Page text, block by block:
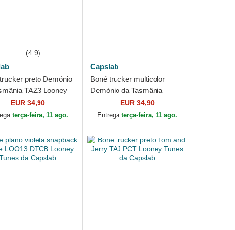
(4.9)
preto Demónio
TAZ3 Looney
da Capslab
EUR 34,90
terça-feira, 11 ago.
Capslab
Boné trucker multicolor
Demónio da Tasmânia
LOO13 PCTTAZB Looney
Tunes da Capslab
EUR 34,90
Entregaterça-feira, 11 ago.